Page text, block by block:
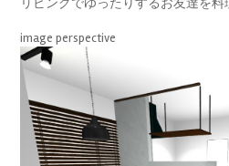
image perspective